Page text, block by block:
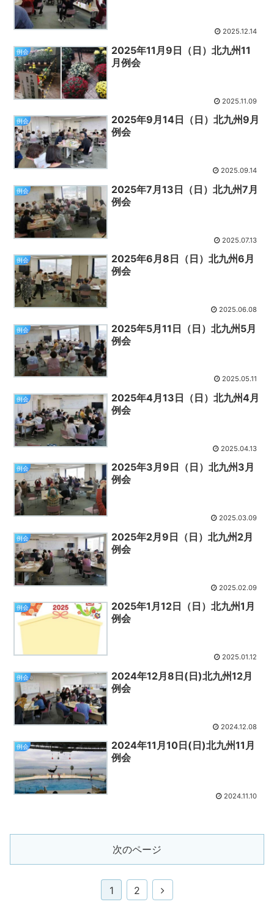
2025.12.14
例会
2025年11月9日（日）北九州11
月例会
2025.11.09
例会
2025年9月14日（日）北九州9月
例会
2025.09.14
例会
2025年7月13日（日）北九州7月
例会
2025.07.13
例会
2025年6月8日（日）北九州6月
例会
2025.06.08
例会
2025年5月11日（日）北九州5月
例会
2025.05.11
例会
2025年4月13日（日）北九州4月
例会
2025.04.13
例会
2025年3月9日（日）北九州3月
例会
2025.03.09
例会
2025年2月9日（日）北九州2月
例会
2025.02.09
例会
2025年1月12日（日）北九州1月
例会
2025.01.12
例会
2024年12月8日(日)北九州12月
例会
2024.12.08
例会
2024年11月10日(日)北九州11月
例会
2024.11.10
次のページ
1 2
次